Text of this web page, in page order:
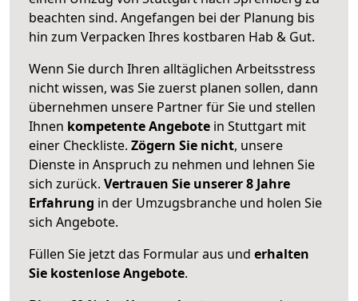
beachten sind. Angefangen bei der Planung bis
hin zum Verpacken Ihres kostbaren Hab & Gut.
Wenn Sie durch Ihren alltäglichen Arbeitsstress
nicht wissen, was Sie zuerst planen sollen, dann
übernehmen unsere Partner für Sie und stellen
Ihnen kompetente Angebote in Stuttgart mit
einer Checkliste. Zögern Sie nicht, unsere
Dienste in Anspruch zu nehmen und lehnen Sie
sich zurück. Vertrauen Sie unserer 8 Jahre
Erfahrung in der Umzugsbranche und holen Sie
sich Angebote.
Füllen Sie jetzt das Formular aus und erhalten
Sie kostenlose Angebote.